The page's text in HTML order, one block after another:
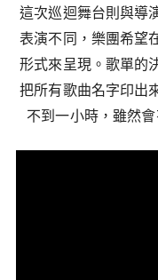
這次巡迴舞台則與導
表演不同，樂團希望
形式來呈現。歌單的
把所有歌曲名字印出
不到一小時，雖然